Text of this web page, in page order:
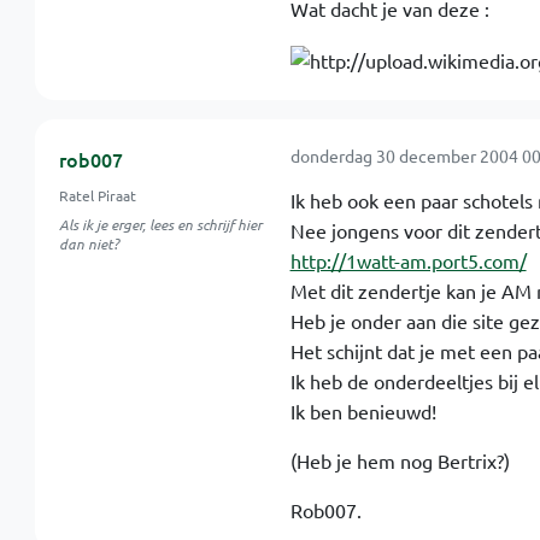
Wat dacht je van deze :
rob007
Ratel Piraat
Als ik je erger, lees en schrijf hier
dan niet?
donderdag 30 december 2004
Ik heb ook een paar
Nee jongens voor dit
http://1watt-am.port5.com/
Met dit zendertje kan je AM
Heb je onder aan die site
Het schijnt dat je met een
Ik heb de onderdeeltjes bij
Ik ben benieuwd!
(Heb je hem nog Bertrix?)
Rob007.